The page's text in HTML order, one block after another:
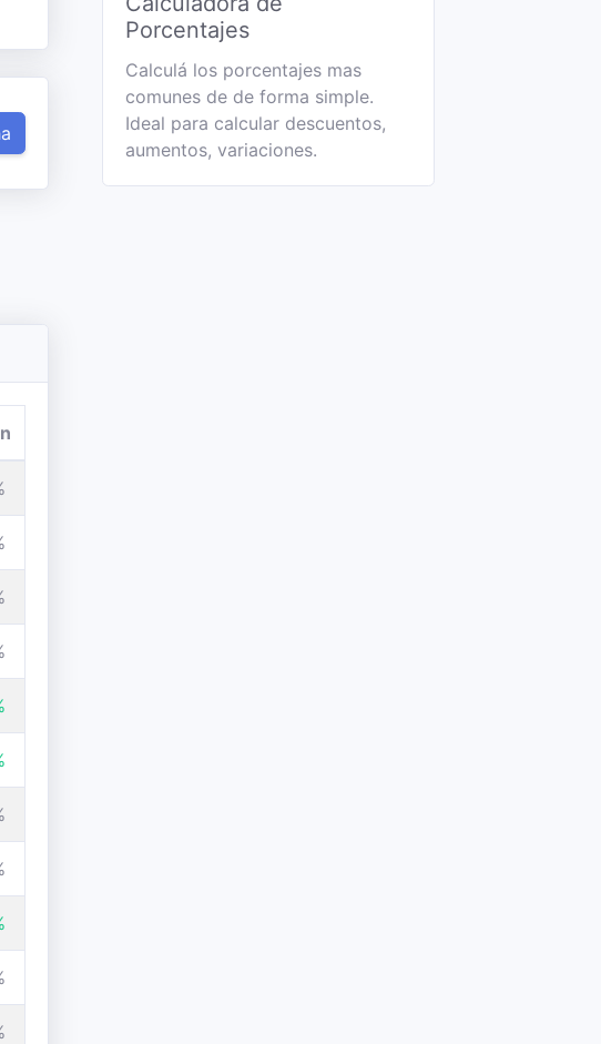
Porcentajes
Calculá los porcentajes mas
comunes de de forma simple.
Ideal para calcular descuentos,
aumentos, variaciones.